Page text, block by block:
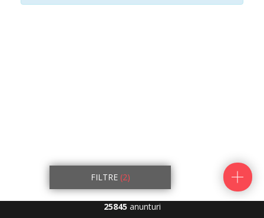
FILTRE (2)
25845 anunturi